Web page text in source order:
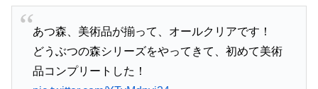
あつ森、美術品が揃って、オールクリアです！
どうぶつの森シリーズをやってきて、初めて美術
品コンプリートした！